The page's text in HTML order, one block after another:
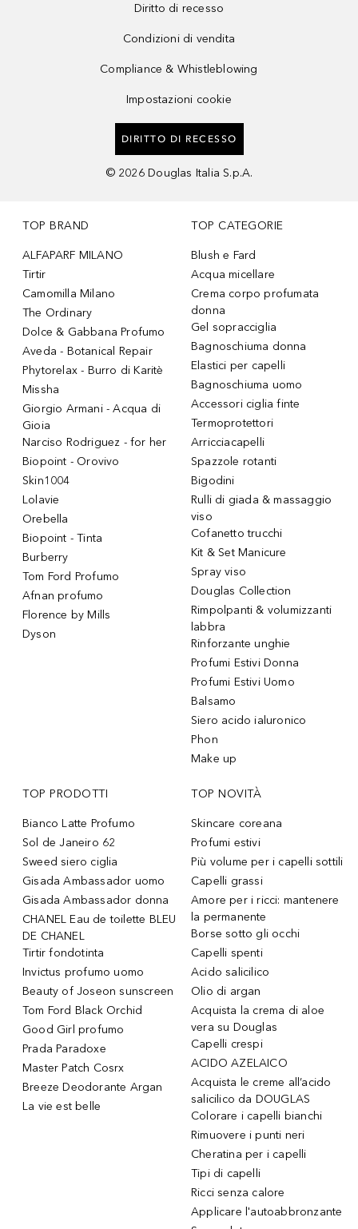
Diritto di recesso
Condizioni di vendita
Compliance & Whistleblowing
Impostazioni cookie
DIRITTO DI RECESSO
© 2026 Douglas Italia S.p.A.
TOP BRAND
ALFAPARF MILANO
Tirtir
Camomilla Milano
The Ordinary
Dolce & Gabbana Profumo
Aveda - Botanical Repair
Phytorelax - Burro di Karitè
Missha
Giorgio Armani - Acqua di
Gioia
Narciso Rodriguez - for her
Biopoint - Orovivo
Skin1004
Lolavie
Orebella
Biopoint - Tinta
Burberry
Tom Ford Profumo
Afnan profumo
Florence by Mills
Dyson
TOP CATEGORIE
Blush e Fard
Acqua micellare
Crema corpo profumata
donna
Gel sopracciglia
Bagnoschiuma donna
Elastici per capelli
Bagnoschiuma uomo
Accessori ciglia finte
Termoprotettori
Arricciacapelli
Spazzole rotanti
Bigodini
Rulli di giada & massaggio
viso
Cofanetto trucchi
Kit & Set Manicure
Spray viso
Douglas Collection
Rimpolpanti & volumizzanti
labbra
Rinforzante unghie
Profumi Estivi Donna
Profumi Estivi Uomo
Balsamo
Siero acido ialuronico
Phon
Make up
TOP PRODOTTI
Bianco Latte Profumo
Sol de Janeiro 62
Sweed siero ciglia
Gisada Ambassador uomo
Gisada Ambassador donna
CHANEL Eau de toilette BLEU
DE CHANEL
Tirtir fondotinta
Invictus profumo uomo
Beauty of Joseon sunscreen
Tom Ford Black Orchid
Good Girl profumo
Prada Paradoxe
Master Patch Cosrx
Breeze Deodorante Argan
La vie est belle
TOP NOVITÀ
Skincare coreana
Profumi estivi
Più volume per i capelli sottili
Capelli grassi
Amore per i ricci: mantenere
la permanente
Borse sotto gli occhi
Capelli spenti
Acido salicilico
Olio di argan
Acquista la crema di aloe
vera su Douglas
Capelli crespi
ACIDO AZELAICO
Acquista le creme all’acido
salicilico da DOUGLAS
Colorare i capelli bianchi
Rimuovere i punti neri
Cheratina per i capelli
Tipi di capelli
Ricci senza calore
Applicare l'autoabbronzante